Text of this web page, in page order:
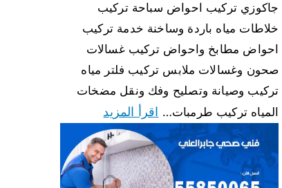
جاكوزي تركيب احواض سباحة تركيب
خلاطات مياه باردة وساخنة خدمة تركيب
احواض مطابخ واحواض تركيب غسالات
صحون وغسالات ملابس تركيب فلتر مياه
تركيب وصيانة وتصليح وفك ونقل مضخات
المياه تركيب طرمبات… اقرأ المزيد